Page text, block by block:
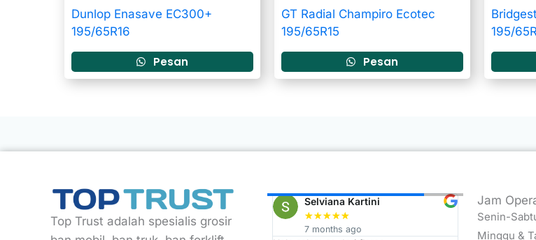
Dunlop Enasave EC300+
195/65R16
Pesan
GT Radial Champiro Ecotec
195/65R15
Pesan
195/
Top Trust adalah spesialis grosir
Rizky Eko
★ ★★ ★
2 year ago
Selviana Kartini
★★★★★
7 months ago
Budi ari
★★★★
11
Jam
Senin-
Minggu &